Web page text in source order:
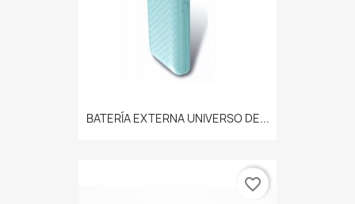
BATERÍA EXTERNA UNIVERSO DE...
favorite_border